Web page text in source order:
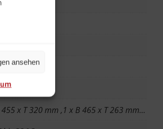
ansehen
/ 0,012 kg
x T 320 mm ,1 x B 465 x T 263 mm…